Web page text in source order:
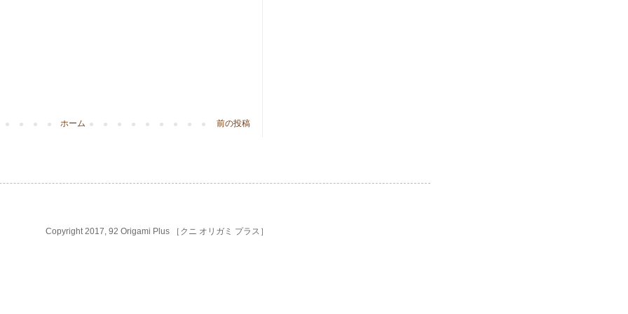
前の投稿
ホーム
Copyright 2017, 92 Origami Plus ［クニ オリガミ プラス］